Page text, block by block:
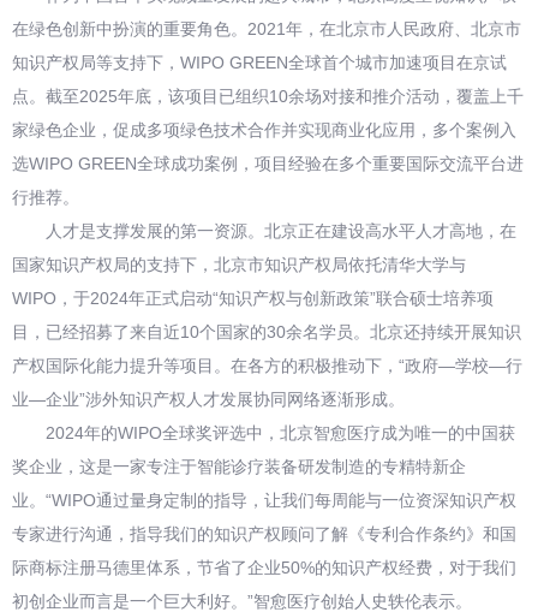
在绿色创新中扮演的重要角色。2021年，在北京市人民政府、北京市
知识产权局等支持下，WIPO GREEN全球首个城市加速项目在京试
点。截至2025年底，该项目已组织10余场对接和推介活动，覆盖上千
家绿色企业，促成多项绿色技术合作并实现商业化应用，多个案例入
选WIPO GREEN全球成功案例，项目经验在多个重要国际交流平台进
行推荐。
人才是支撑发展的第一资源。北京正在建设高水平人才高地，在
国家知识产权局的支持下，北京市知识产权局依托清华大学与
WIPO，于2024年正式启动“知识产权与创新政策”联合硕士培养项
目，已经招募了来自近10个国家的30余名学员。北京还持续开展知识
产权国际化能力提升等项目。在各方的积极推动下，“政府—学校—行
业—企业”涉外知识产权人才发展协同网络逐渐形成。
2024年的WIPO全球奖评选中，北京智愈医疗成为唯一的中国获
奖企业，这是一家专注于智能诊疗装备研发制造的专精特新企
业。“WIPO通过量身定制的指导，让我们每周能与一位资深知识产权
专家进行沟通，指导我们的知识产权顾问了解《专利合作条约》和国
际商标注册马德里体系，节省了企业50%的知识产权经费，对于我们
初创企业而言是一个巨大利好。”智愈医疗创始人史轶伦表示。